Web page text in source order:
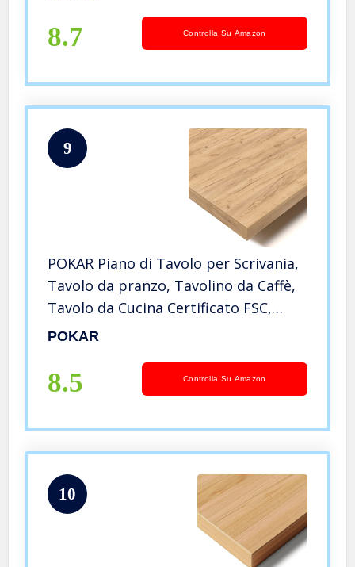
Casa Ufficio Design Moderno
8.7 Controlla Su Amazon
9
POKAR Piano di Tavolo per Scrivania,
Tavolo da pranzo, Tavolino da Caffè,
Tavolo da Cucina Certificato FSC,
Quercia Craft Oro, 160 x 80 x 2,5 cm
POKAR
8.5 Controlla Su Amazon
10